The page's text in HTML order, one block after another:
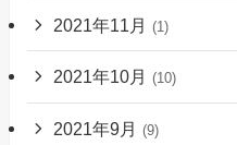
2021年11月 (1)
2021年10月 (10)
2021年9月 (9)